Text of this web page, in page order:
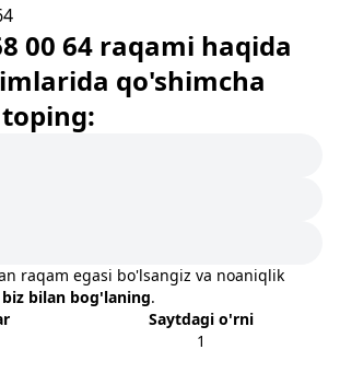
00 64 raqami haqida
qo'shimcha
raqam egasi bo'lsangiz va noaniqlik
biz bilan bog'laning.
Saytdagi o'rni
1